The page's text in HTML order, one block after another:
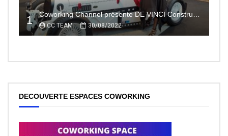
1 Coworking Channel présente DE VINCI Constructeur automobile électrique innovant 100% made In France
CC TEAM 30/08/2022
DECOUVERTE ESPACES COWORKING